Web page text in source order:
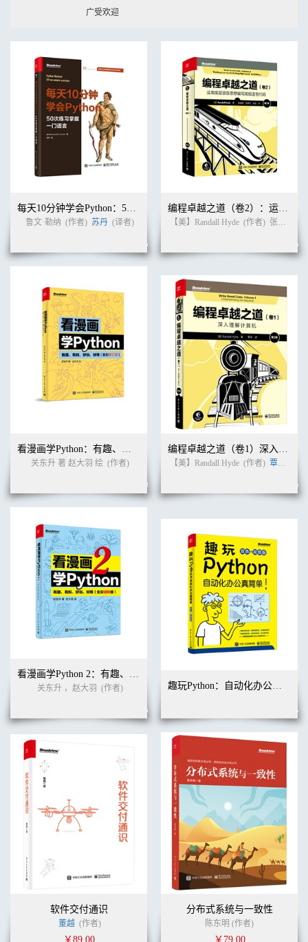
广受欢迎
每天10分钟学会Python：50次练习掌握一门语言
鲁文·勒纳 (作者) 苏丹 (译者)
编程卓越之道（卷2）：运用底层语言思想编写高级语言代码（第2版）
【美】Randall Hyde (作者) 张益硕 等
看漫画学Python：有趣、有料、好玩、好用（全彩修订版）
关东升 著 赵大羽 绘 (作者)
编程卓越之道（卷1）深入理解计算机（第2版）
【美】Randall Hyde (作者) 覃宇
看漫画学Python 2：有趣、有料、好玩、好用（全彩进阶版）
关东升 ，赵大羽 (作者) 趣玩Python：自动化办公真简单（双色+视频版）
软件交付通识
董越 (作者)
￥89.00
分布式系统与一致性
陈东明 (作者)
￥79.00